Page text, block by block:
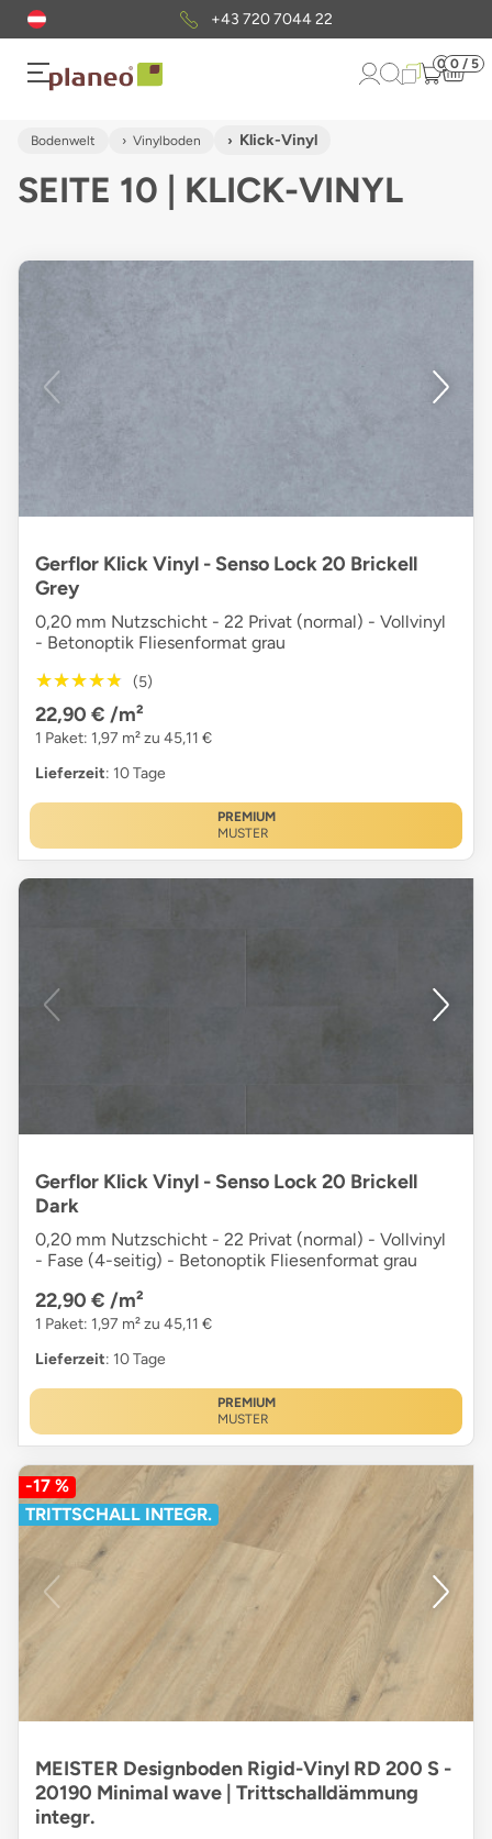
KostenloserMusterversand
0 0 / 5
Bodenwelt Vinylboden Klick-Vinyl
SEITE 10 | KLICK-VINYL
Gerflor Klick Vinyl - Senso Lock 20 Brickell
Grey
0,20 mm Nutzschicht - 22 Privat (normal) - Vollvinyl
- Betonoptik Fliesenformat grau
★★★★★
★★★★★ (5)
22,90 € /m²
1 Paket: 1,97 m² zu 45,11 €
Lieferzeit: 10 Tage
PREMIUM
MUSTER
Gerflor Klick Vinyl - Senso Lock 20 Brickell
Dark
0,20 mm Nutzschicht - 22 Privat (normal) - Vollvinyl
- Fase (4-seitig) - Betonoptik Fliesenformat grau
22,90 € /m²
1 Paket: 1,97 m² zu 45,11 €
Lieferzeit: 10 Tage
PREMIUM
MUSTER
-17 %
TRITTSCHALL INTEGR.
MEISTER Designboden Rigid-Vinyl RD 200 S -
20190 Minimal wave | Trittschalldämmung
integr.